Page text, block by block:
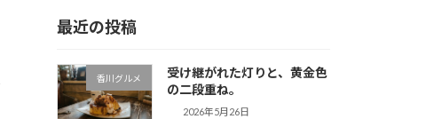
最近の投稿
香川グルメ
受け継がれた灯りと、黄金色
の二段重ね。
2026年5月26日